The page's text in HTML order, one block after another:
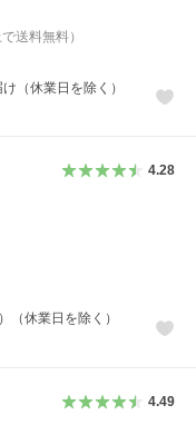
送料無料）
（休業日を除く）
4.28
（休業日を除く）
4.49